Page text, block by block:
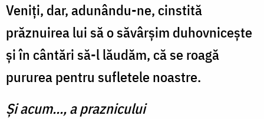
Veniţi, dar, adunându-ne, cinstită
prăznuirea lui să o săvârșim duhovnicește
şi în cântări să-l lăudăm, că se roagă
pururea pentru sufletele noastre.
Şi acum..., a praznicului